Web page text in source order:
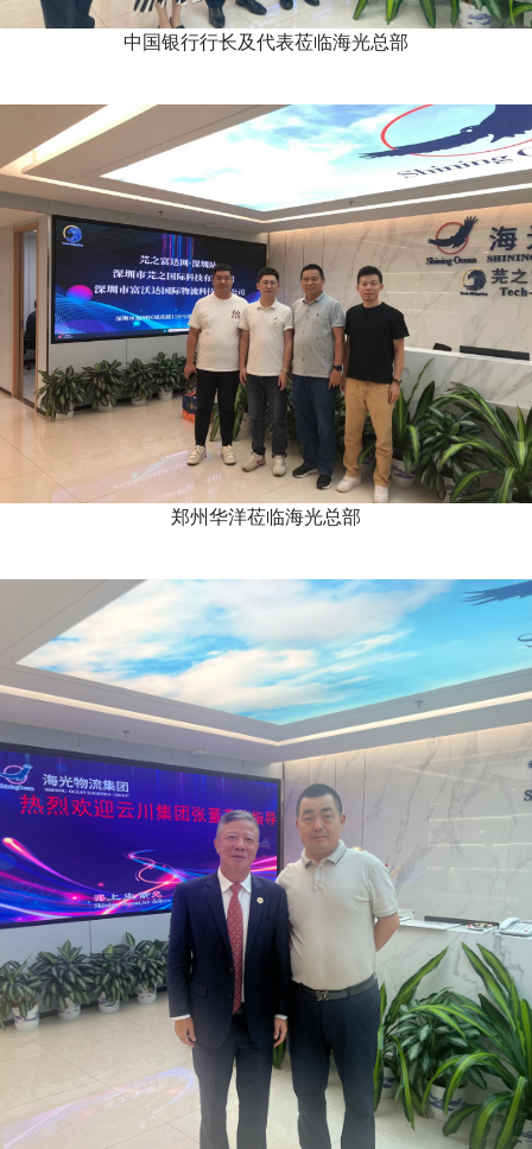
中国银行行长及代表莅临海光总部
郑州华洋莅临海光总部